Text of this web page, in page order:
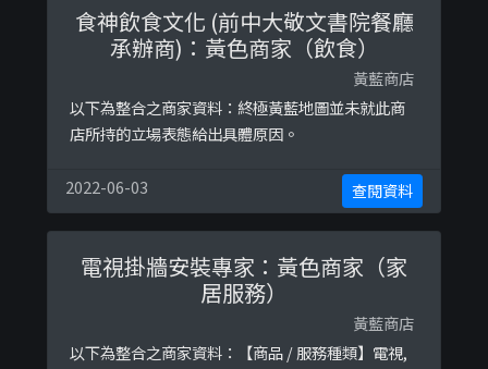
食神飲食文化 (前中大敬文書院餐廳
承辦商)：黃色商家（飲食）
黃藍商店
以下為整合之商家資料：終極黃藍地圖並未就此商
店所持的立場表態給出具體原因。
2022-06-03 查閱資料
電視掛牆安裝專家：黃色商家（家
居服務）
黃藍商店
以下為整合之商家資料：【商品 / 服務種類】電視,